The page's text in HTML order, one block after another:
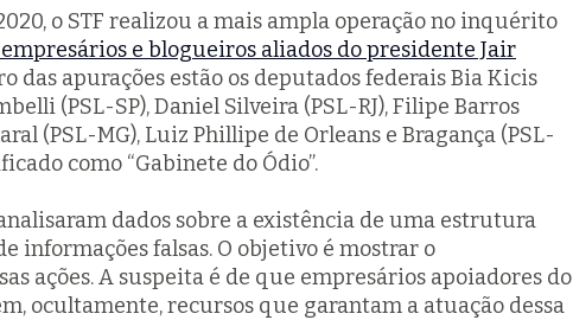
o STF realizou a mais ampla operação no inquérito
e blogueiros aliados do presidente Jair
das apurações estão os deputados federais Bia Kicis
(PSL-SP), Daniel Silveira (PSL-RJ), Filipe Barros
(PSL-MG), Luiz Phillipe de Orleans e Bragança (PSL-
como “Gabinete do Ódio”.
dados sobre a existência de uma estrutura
informações falsas. O objetivo é mostrar o
ações. A suspeita é de que empresários apoiadores do
ocultamente, recursos que garantam a atuação dessa